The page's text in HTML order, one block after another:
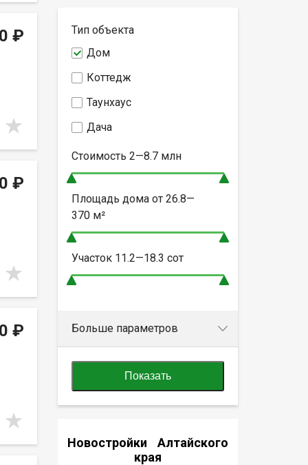
₽
₽
₽
Тип объекта
Дом
Коттедж
Таунхаус
Дача
Стоимость 2—8.7млн
Площадь дома от 26.8—
370м²
Участок 11.2—18.3 сот
Больше параметров
Показать
Новостройки Алтайского
края